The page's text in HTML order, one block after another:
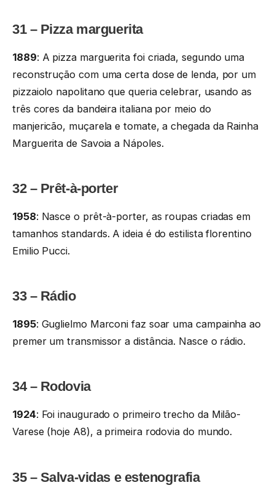
31 – Pizza marguerita
1889: A pizza marguerita foi criada, segundo uma
reconstrução com uma certa dose de lenda, por um
pizzaiolo napolitano que queria celebrar, usando as
três cores da bandeira italiana por meio do
manjericão, muçarela e tomate, a chegada da Rainha
Marguerita de Savoia a Nápoles.
32 – Prêt-à-porter
1958: Nasce o prêt-à-porter, as roupas criadas em
tamanhos standards. A ideia é do estilista florentino
Emilio Pucci.
33 – Rádio
1895: Guglielmo Marconi faz soar uma campainha ao
premer um transmissor a distância. Nasce o rádio.
34 – Rodovia
1924: Foi inaugurado o primeiro trecho da Milão-
Varese (hoje A8), a primeira rodovia do mundo.
35 – Salva-vidas e estenografia